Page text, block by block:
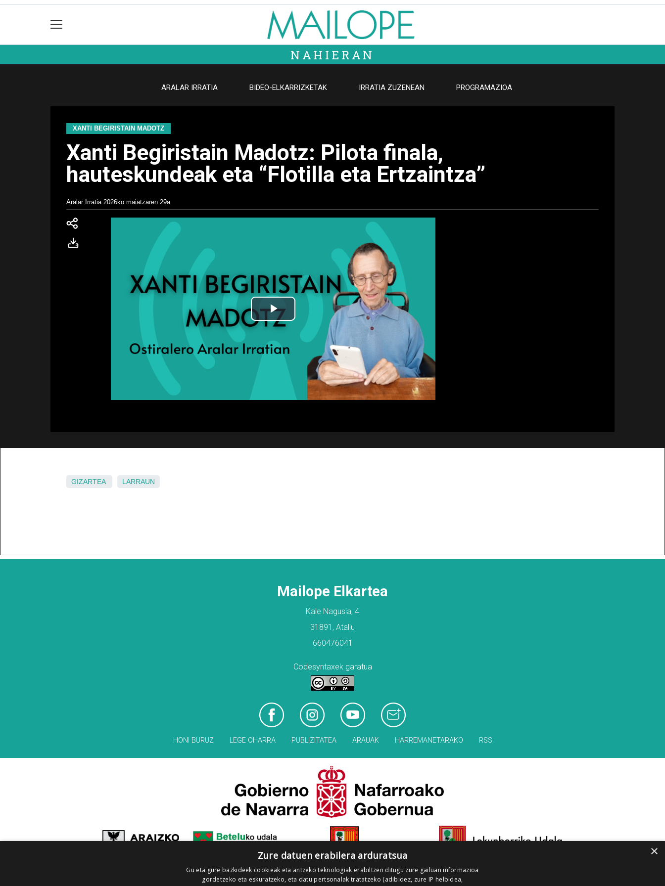
NAHIERAN
ARALAR IRRATIA BIDEO-ELKARRIZKETAK IRRATIA ZUZENEAN PROGRAMAZIOA
XANTI BEGIRISTAIN MADOTZ
Xanti Begiristain Madotz: Pilota finala,
hauteskundeak eta “Flotilla eta Ertzaintza”
Aralar Irratia 2026ko maiatzaren 29a
GIZARTEA LARRAUN
Mailope Elkartea
Kale Nagusia, 4
31891, Atallu
660476041
Codesyntaxek garatua
HONI BURUZ LEGE OHARRA PUBLIZITATEA ARAUAK HARREMANETARAKO RSS
×
Zure datuen erabilera arduratsua
Gu eta gure bazkideek cookieak eta antzeko teknologiak erabiltzen ditugu zure gailuan informazioa
gordetzeko eta eskuratzeko, eta datu pertsonalak tratatzeko (adibidez, zure IP helbidea,